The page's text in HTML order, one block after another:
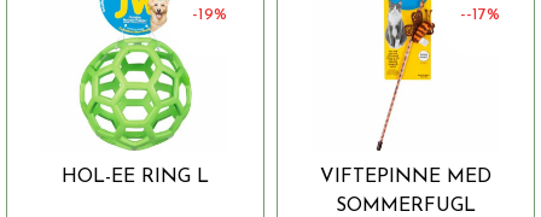
-19%
HOL-EE RING L
--17%
VIFTEPINNE MED
SOMMERFUGL